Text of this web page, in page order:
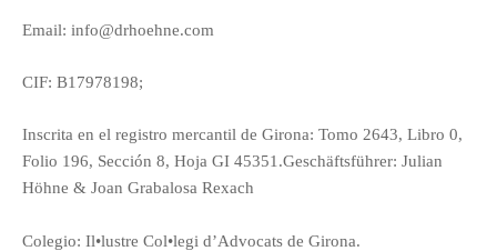
Email: info@drhoehne.com
CIF: B17978198;
Inscrita en el registro mercantil de Girona: Tomo 2643, Libro 0,
Folio 196, Sección 8, Hoja GI 45351.Geschäftsführer: Julian
Höhne & Joan Grabalosa Rexach
Colegio: Il•lustre Col•legi d’Advocats de Girona.